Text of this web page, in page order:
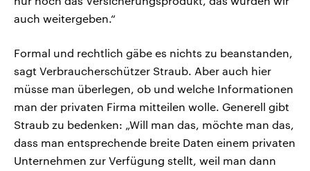
auch weitergeben.“
Formal und rechtlich gäbe es nichts zu beanstanden,
sagt Verbraucherschützer Straub. Aber auch hier
müsse man überlegen, ob und welche Informationen
man der privaten Firma mitteilen wolle. Generell gibt
Straub zu bedenken: „Will man das, möchte man das,
dass man entsprechende breite Daten einem privaten
Unternehmen zur Verfügung stellt, weil man dann